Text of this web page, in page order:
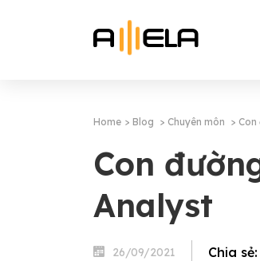
Home Blog Chuyên môn Con
Con
Analyst
26/09/2021 Chia sẻ: